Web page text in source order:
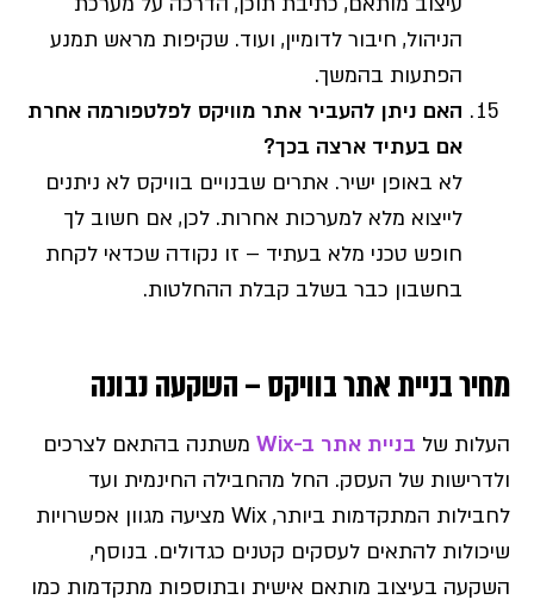
הניהול, חיבור לדומיין, ועוד. שקיפות מראש תמנע
הפתעות בהמשך.
האם ניתן להעביר אתר מוויקס לפלטפורמה אחרת
אם בעתיד ארצה בכך?
לא באופן ישיר. אתרים שבנויים בוויקס לא ניתנים
לייצוא מלא למערכות אחרות. לכן, אם חשוב לך
חופש טכני מלא בעתיד – זו נקודה שכדאי לקחת
בחשבון כבר בשלב קבלת ההחלטות.
מחיר בניית אתר בוויקס – השקעה נבונה
העלות של בניית אתר ב-Wix
משתנה בהתאם לצרכים
ולדרישות של העסק. החל מהחבילה החינמית ועד
לחבילות המתקדמות ביותר, Wix מציעה מגוון אפשרויות
שיכולות להתאים לעסקים קטנים כגדולים. בנוסף,
השקעה בעיצוב מותאם אישית ובתוספות מתקדמות כמו